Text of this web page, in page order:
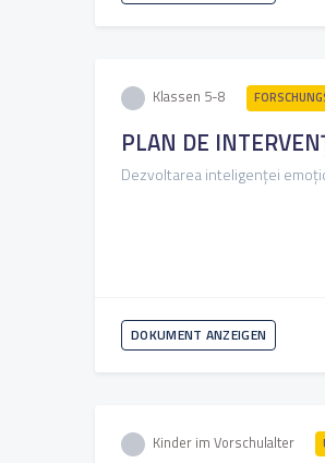
Klassen 5-8
PLAN DE
Dezvoltarea inteligenței
DOKUMENT ANZEIGEN
Kinder im Vorschulalter